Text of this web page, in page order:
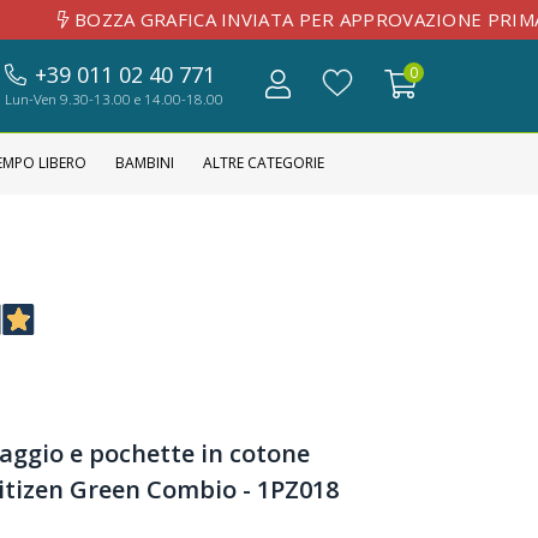
GRAFICA INVIATA PER APPROVAZIONE PRIMA
+39 011 02 40 771
Lun-Ven 9.30-13.00 e 14.00-18.00
0
LIBERO BAMBINI ALTRE CATEGORIE
e pochette in cotone
Green Combio - 1PZ018